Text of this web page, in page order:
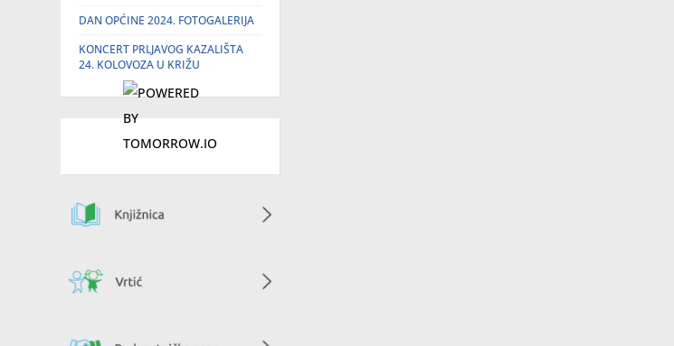
DAN OPĆINE 2024. FOTOGALERIJA
KONCERT PRLJAVOG KAZALIŠTA
24. KOLOVOZA U KRIŽU